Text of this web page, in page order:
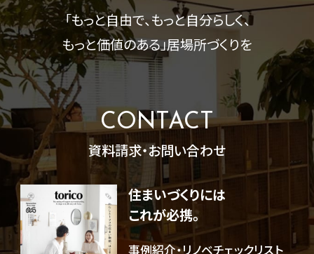
「もっと自由で、もっと自分らしく、
もっと価値のある」居場所づくりを
CONTACT
資料請求・お問い合わせ
住まいづくりには
これが必携。
事例紹介・リノベチェックリスト